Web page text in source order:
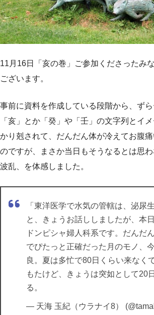
11月16日「亥の巻」ご参加くださったみ
ございます。
事前に資料を作成している段階から、ず
「亥」とか「癸」や「壬」の文字列とイ
かり剋されて、だんだん体が冷えてお腹
のですが、まさか当日もそうなるとは思
波乱、を体感しました。
「東洋医学で水気の管轄は、泌尿
と、きょうお話ししましたが、本
ドンピシャ婦人科系です。だんだ
でぴたっと正確だった月のモノ、
良。夏は多忙で80日くらい来なく
もたけど、きょうは突如として20
る。
— 天海 玉紀（ウラナイ8）